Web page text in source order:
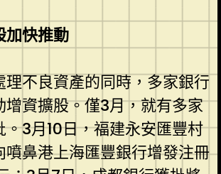
加快推動
理不良資產的同時，多家銀行
增資擴股。僅3月，就有多家
3月10日，福建永安匯豐村
噴鼻港上海匯豐銀行增發注冊